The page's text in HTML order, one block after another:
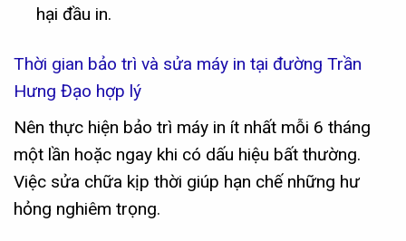
hại đầu in.
Thời gian bảo trì và sửa máy in tại đường Trần
Hưng Đạo hợp lý
Nên thực hiện bảo trì máy in ít nhất mỗi 6 tháng
một lần hoặc ngay khi có dấu hiệu bất thường.
Việc sửa chữa kịp thời giúp hạn chế những hư
hỏng nghiêm trọng.